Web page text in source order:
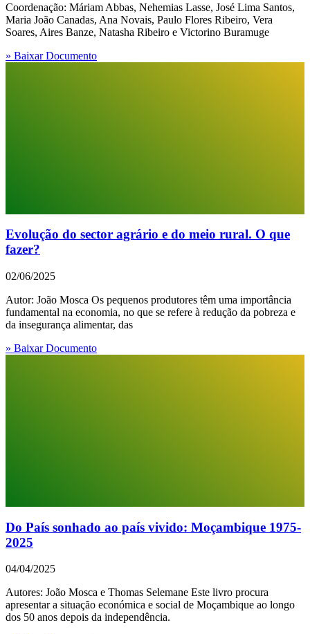
Coordenação: Máriam Abbas, Nehemias Lasse, José Lima Santos,
Maria João Canadas, Ana Novais, Paulo Flores Ribeiro, Vera
Soares, Aires Banze, Natasha Ribeiro e Victorino Buramuge
» Baixar Documento
Evolução do sector agrário e do meio rural. O que
fazer?
02/06/2025
Autor: João Mosca Os pequenos produtores têm uma importância
fundamental na economia, no que se refere à redução da pobreza e
da insegurança alimentar, das
» Baixar Documento
Do País sonhado ao país vivido: Moçambique 1975-
2025
04/04/2025
Autores: João Mosca e Thomas Selemane Este livro procura
apresentar a situação económica e social de Moçambique ao longo
dos 50 anos depois da independência.